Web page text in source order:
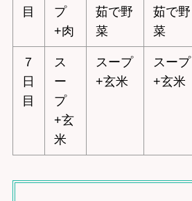
目
プ
+肉
茹で野
菜
茹で野
菜
７
日
目
ス
ー
プ
+玄
米
スープ
+玄米
スープ
+玄米